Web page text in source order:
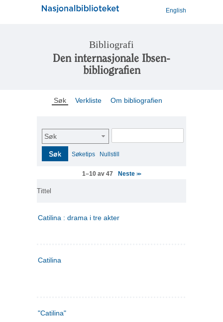
English
Bibliografi
Den internasjonale Ibsen-
bibliografien
Søk Verkliste Om bibliografien
Søk
Søk Søketips Nullstill
1–10 av 47 Neste>>
Tittel
Catilina : drama i tre akter
Catilina
"Catilina"